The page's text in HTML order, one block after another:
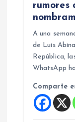
rumores
A una
de Luis
República,
WhatsApp
Comparte